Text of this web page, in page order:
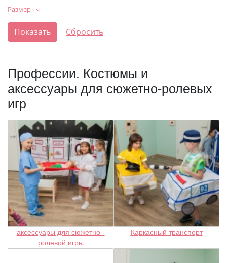
Размер
Профессии. Костюмы и
аксессуары для сюжетно-ролевых
игр
аксессуары для сюжетно -
ролевой игры
Каркасный транспорт